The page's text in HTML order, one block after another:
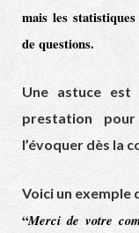
mais les
de questions.
Une astuce
prestation
l’évoquer dès la
Voici un exemple
“Merci de votre